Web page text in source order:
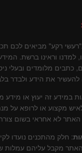
רקע" מביאים לכם
למדנו וראינו ברשת.
כתבים מלומדים ובעלי
את הידע ולבדר
במידע זה יעוץ או מידע
מקצוע או לרופא על
האתר לא אחראי בשום
: חלק מהתכנים נועדו
והאתר מקבל עליהם עמלות